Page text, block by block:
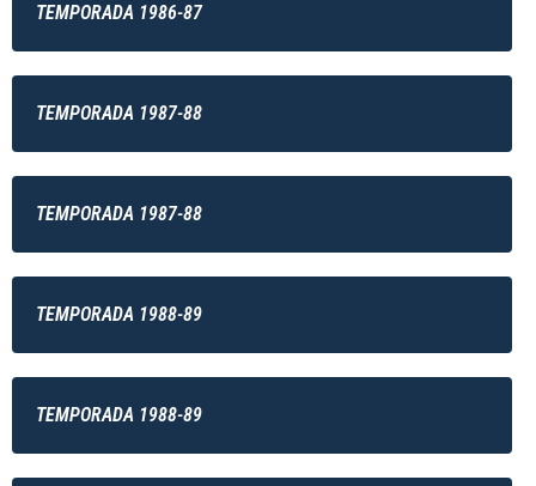
TEMPORADA 1986-87
TEMPORADA 1987-88
TEMPORADA 1987-88
TEMPORADA 1988-89
TEMPORADA 1988-89